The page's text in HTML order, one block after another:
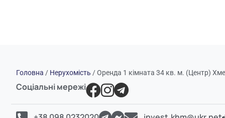
Головна / Нерухомість /Оренда 1 кімната 34 кв. м. (Центр)
Соціальні мережі